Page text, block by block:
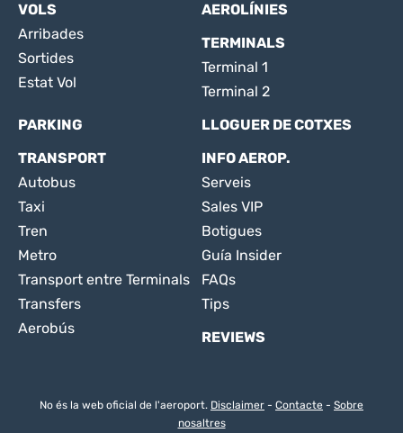
VOLS
Arribades
Sortides
Estat Vol
AEROLÍNIES
TERMINALS
Terminal 1
Terminal 2
PARKING
LLOGUER DE COTXES
TRANSPORT
Autobus
Taxi
Tren
Metro
Transport entre Terminals
Transfers
Aerobús
INFO AEROP.
Serveis
Sales VIP
Botigues
Guía Insider
FAQs
Tips
REVIEWS
No és la web oficial de l'aeroport. Disclaimer - Contacte - Sobre
nosaltres